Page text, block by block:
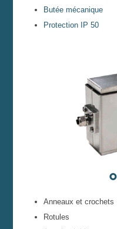
Butée mécanique
Protection IP 50
Anneaux et crochets
Rotules